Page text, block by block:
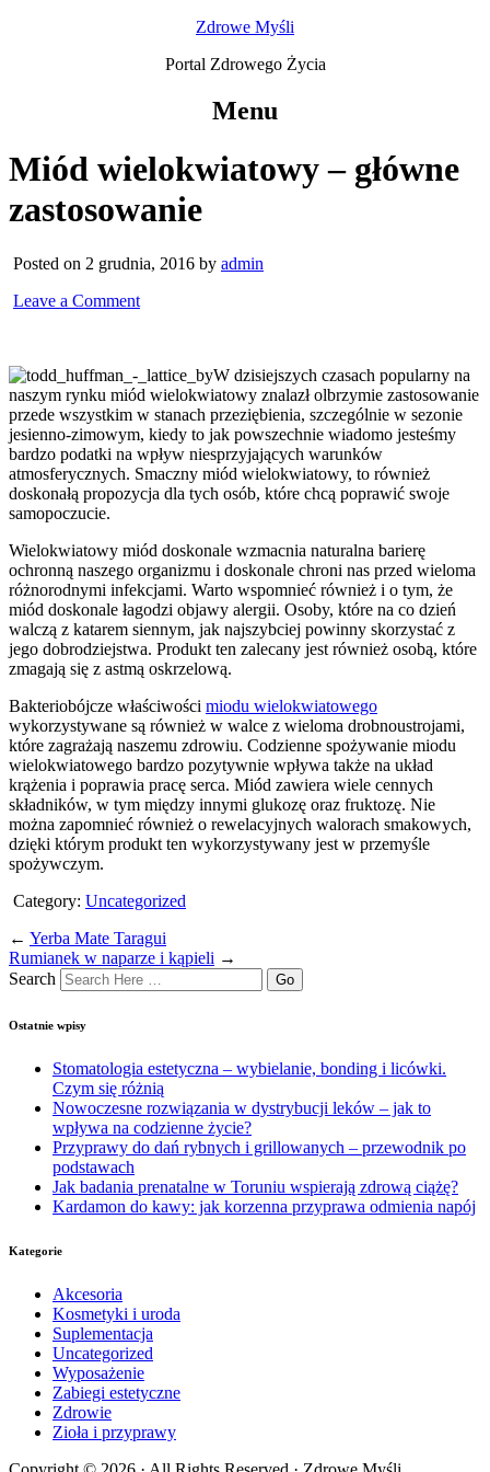
Zdrowe Myśli
Portal Zdrowego Życia
Menu
Miód wielokwiatowy – główne
zastosowanie
Posted on 2 grudnia, 2016 by admin
Leave a Comment
W dzisiejszych czasach popularny na
naszym rynku miód wielokwiatowy znalazł olbrzymie zastosowanie
przede wszystkim w stanach przeziębienia, szczególnie w sezonie
jesienno-zimowym, kiedy to jak powszechnie wiadomo jesteśmy
bardzo podatki na wpływ niesprzyjających warunków
atmosferycznych. Smaczny miód wielokwiatowy, to również
doskonałą propozycja dla tych osób, które chcą poprawić swoje
samopoczucie.
Wielokwiatowy miód doskonale wzmacnia naturalna barierę
ochronną naszego organizmu i doskonale chroni nas przed wieloma
różnorodnymi infekcjami. Warto wspomnieć również i o tym, że
miód doskonale łagodzi objawy alergii. Osoby, które na co dzień
walczą z katarem siennym, jak najszybciej powinny skorzystać z
jego dobrodziejstwa. Produkt ten zalecany jest również osobą, które
zmagają się z astmą oskrzelową.
Bakteriobójcze właściwości miodu wielokwiatowego
wykorzystywane są również w walce z wieloma drobnoustrojami,
które zagrażają naszemu zdrowiu. Codzienne spożywanie miodu
wielokwiatowego bardzo pozytywnie wpływa także na układ
krążenia i poprawia pracę serca. Miód zawiera wiele cennych
składników, w tym między innymi glukozę oraz fruktozę. Nie
można zapomnieć również o rewelacyjnych walorach smakowych,
dzięki którym produkt ten wykorzystywany jest w przemyśle
spożywczym.
Category: Uncategorized
← Yerba Mate Taragui
Rumianek w naparze i kąpieli →
Search
Ostatnie wpisy
Stomatologia estetyczna – wybielanie, bonding i licówki.
Czym się różnią
Nowoczesne rozwiązania w dystrybucji leków – jak to
wpływa na codzienne życie?
Przyprawy do dań rybnych i grillowanych – przewodnik po
podstawach
Jak badania prenatalne w Toruniu wspierają zdrową ciążę?
Kardamon do kawy: jak korzenna przyprawa odmienia napój
Kategorie
Akcesoria
Kosmetyki i uroda
Suplementacja
Uncategorized
Wyposażenie
Zabiegi estetyczne
Zdrowie
Zioła i przyprawy